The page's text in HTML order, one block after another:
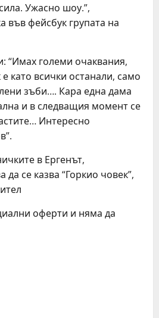
Ужасно шоу.”,
във фейсбук групата на
“Имах големи очаквания,
като всички останали, само
зъби…. Кара една дама
и в следващия момент се
Интересно
в Ергенът,
да се казва “Горкио човек”,
оферти и няма да